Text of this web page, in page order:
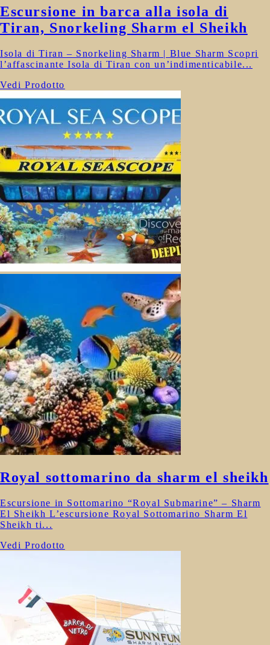
Escursione in barca alla isola di
Tiran, Snorkeling Sharm el Sheikh
Isola di Tiran – Snorkeling Sharm | Blue Sharm Scopri
l’affascinante Isola di Tiran con un’indimenticabile...
Vedi Prodotto
Royal sottomarino da sharm el sheikh
Escursione in Sottomarino “Royal Submarine” – Sharm
El Sheikh L’escursione Royal Sottomarino Sharm El
Sheikh ti...
Vedi Prodotto